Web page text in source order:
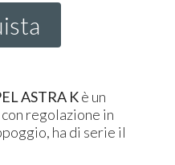
ASTRA Kè un
regolazione in
ha di serie il